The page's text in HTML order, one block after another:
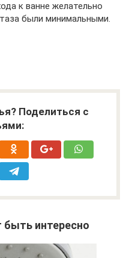
к ванне желательно
были минимальными.
Поделиться с
интересно